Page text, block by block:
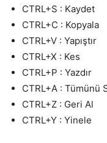
CTRL+S : Kaydet
CTRL+C : Kopyala
CTRL+V : Yapıştır
CTRL+X : Kes
CTRL+P : Yazdır
CTRL+A : Tümünü
CTRL+Z : Geri Al
CTRL+Y : Yinele